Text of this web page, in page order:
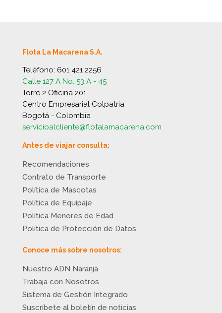
Flota La Macarena S.A.
Teléfono: 601 421 2256
Calle 127 A No. 53 A - 45
Torre 2 Oficina 201
Centro Empresarial Colpatria
Bogotá - Colombia
servicioalcliente@flotalamacarena.com
Antes de viajar consulta:
Recomendaciones
Contrato de Transporte
Política de Mascotas
Política de Equipaje
Política Menores de Edad
Política de Protección de Datos
Conoce más sobre nosotros:
Nuestro ADN Naranja
Trabaja con Nosotros
Sistema de Gestión Integrado
Suscríbete al boletín de noticias